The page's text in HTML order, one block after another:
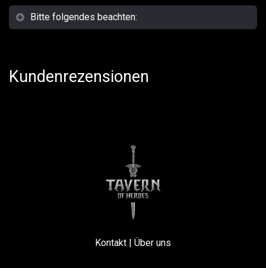
Bitte folgendes beachten:
Kundenrezensionen
Kontakt Über uns